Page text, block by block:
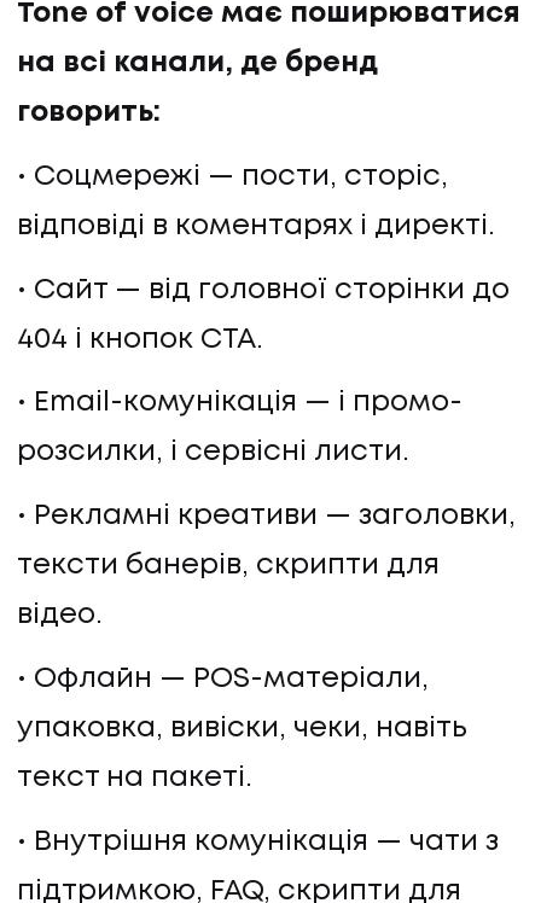
Tone of voice має поширюватися
на всі канали, де бренд
говорить:
Соцмережі — пости, сторіс,
відповіді в коментарях і директі.
Сайт — від головної сторінки до
404 і кнопок CTA.
Email-комунікація — і промо-
розсилки, і сервісні листи.
Рекламні креативи — заголовки,
тексти банерів, скрипти для
відео.
Офлайн — POS-матеріали,
упаковка, вивіски, чеки, навіть
текст на пакеті.
Внутрішня комунікація — чати з
підтримкою, FAQ, скрипти для